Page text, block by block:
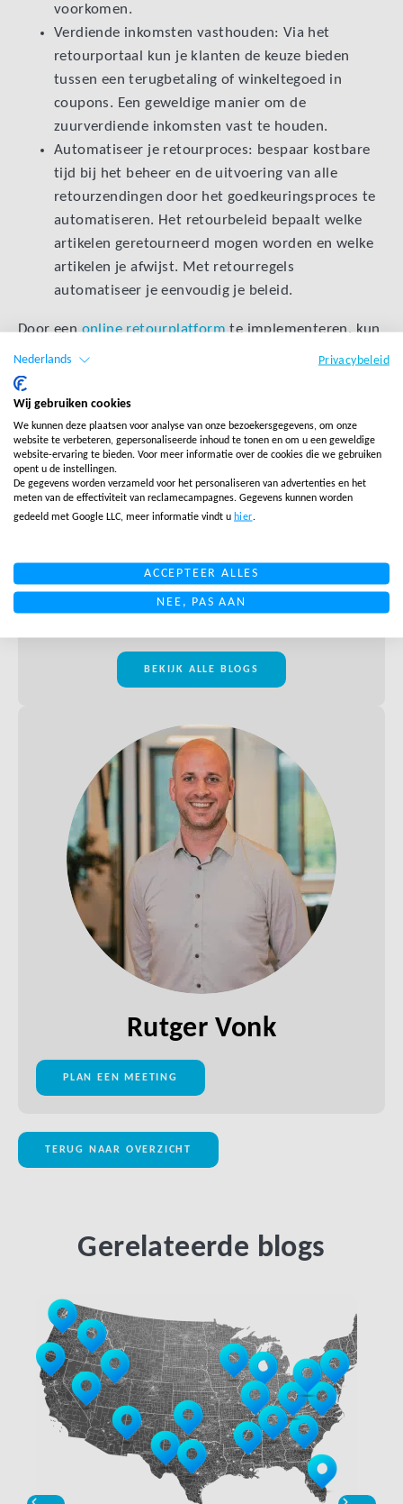
voorkomen.
Verdiende inkomsten vasthouden: Via het
retourportaal kun je klanten de keuze bieden
tussen een terugbetaling of winkeltegoed in
coupons. Een geweldige manier om de
zuurverdiende inkomsten vast te houden.
Automatiseer je retourproces: bespaar kostbare
tijd bij het beheer en de uitvoering van alle
retourzendingen door het goedkeuringsproces te
automatiseren. Het retourbeleid bepaalt welke
artikelen geretourneerd mogen worden en welke
artikelen je afwijst. Met retourregels
automatiseer je eenvoudig je beleid.
Door eenonline retourplatformte implementeren, kun
je een retourproces creëren dat efficiënt, klantgericht
en in lijn is met de industriestandaarden. Dit zal niet
alleen de klantervaring verbeteren, maar ook bijdragen
aan klantloyaliteit en tevredenheid met jouw merk.
Timon van den Berg
BEKIJK ALLE BLOGS
Rutger Vonk
PLAN EEN MEETING
TERUG NAAR OVERZICHT
Gerelateerde blogs
Nederlands Privacybeleid
Wij gebruiken cookies
We kunnen deze plaatsen voor analyse van onze bezoekersgegevens, om onze
website te verbeteren, gepersonaliseerde inhoud te tonen en om u een geweldige
website-ervaring te bieden. Voor meer informatie over de cookies die we gebruiken
opent u de instellingen.
De gegevens worden verzameld voor het personaliseren van advertenties en het
meten van de effectiviteit van reclamecampagnes. Gegevens kunnen worden
gedeeld met Google LLC, meer informatie vindt u hier.
ACCEPTEER ALLES
NEE, PAS AAN